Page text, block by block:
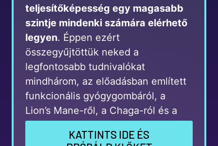
teljesítőképesség egy magasabb
szintje mindenki számára elérhető
legyen. Éppen ezért
összegyűjtöttük neked a
legfontosabb tudnivalókat
mindhárom, az előadásban említett
funkcionális gyógygombáról, a
Lion’s Mane-ről, a Chaga-ról és a
Reishiről
KATTINTS IDE ÉS